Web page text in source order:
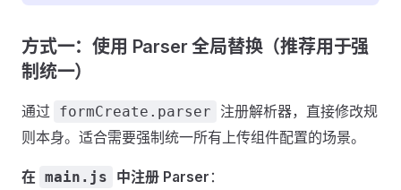
方式一：使用 Parser 全局替换（推荐用于强
制统一）
通过 formCreate.parser
注册解析器，直接修改规
则本身。适合需要强制统一所有上传组件配置的场景。
在 main.js 中注册 Parser ：